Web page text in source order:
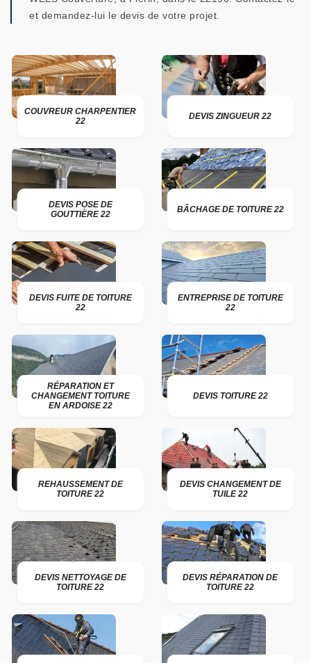
et demandez-lui le devis de votre projet.
COUVREUR CHARPENTIER
22
DEVIS ZINGUEUR 22
DEVIS POSE DE
GOUTTIÈRE 22
BÂCHAGE DE TOITURE 22
DEVIS FUITE DE TOITURE
22
ENTREPRISE DE TOITURE
22
RÉPARATION ET
CHANGEMENT TOITURE
EN ARDOISE 22
DEVIS TOITURE 22
REHAUSSEMENT DE
TOITURE 22
DEVIS CHANGEMENT DE
TUILE 22
DEVIS NETTOYAGE DE
TOITURE 22
DEVIS RÉPARATION DE
TOITURE 22